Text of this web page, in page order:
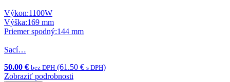
Výkon:1100W
Výška:169 mm
Priemer spodný:144 mm
Sací…
50.00 € bez DPH (61.50 € s DPH)
Zobraziť podrobnosti